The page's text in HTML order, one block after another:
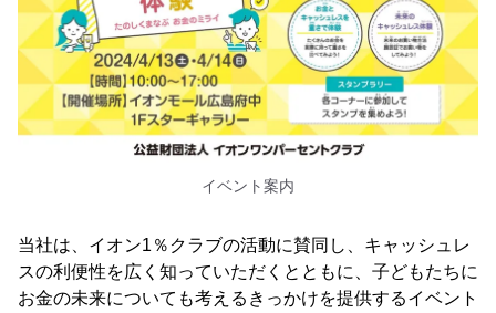
イベント案内
当社は、イオン1％クラブの活動に賛同し、キャッシュレ
スの利便性を広く知っていただくとともに、子どもたちに
お金の未来についても考えるきっかけを提供するイベント